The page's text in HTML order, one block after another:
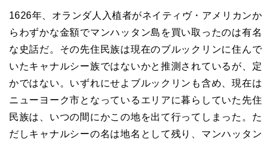
1626年、オランダ人入植者がネイティヴ・アメリカンか
らわずかな金額でマンハッタン島を買い取ったのは有名
な史話だ。その先住民族は現在のブルックリンに住んで
いたキャナルシー族ではないかと推測されているが、定
かではない。いずれにせよブルックリンも含め、現在は
ニューヨーク市となっているエリアに暮らしていた先住
民族は、いつの間にかこの地を出て行ってしまった。た
だしキャナルシーの名は地名として残り、マンハッタン